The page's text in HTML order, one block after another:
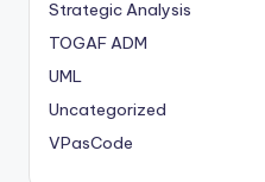
Strategic Analysis
TOGAF ADM
UML
Uncategorized
VPasCode